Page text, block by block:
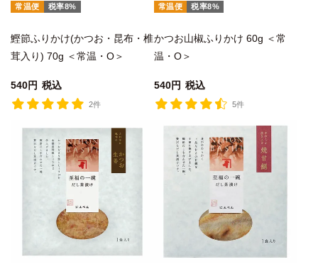
常温便 税率8%
鰹節ふりかけ(かつお・昆布・椎
茸入り) 70g ＜常温・O＞
540 税込
2件
常温便 税率8%
かつお山椒ふりかけ 60g ＜常
温・O＞
540 税込
5件